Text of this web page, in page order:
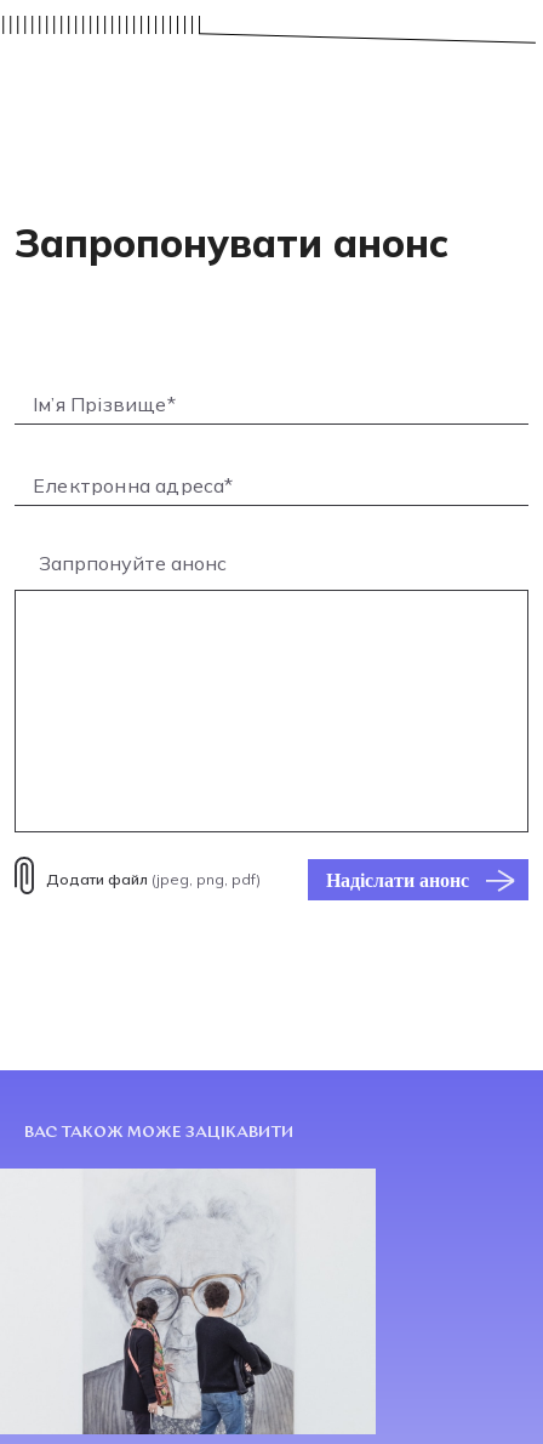
Запропонувати анонс
Запрпонуйте анонс
Додати файл (jpeg, png, pdf) Надіслати анонс
ВАС ТАКОЖ МОЖЕ ЗАЦІКАВИТИ